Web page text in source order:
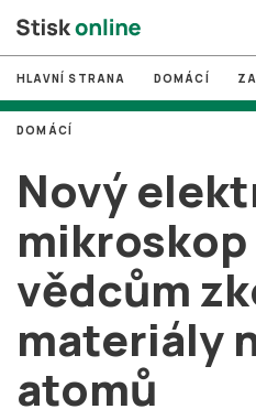
# MUNI
# Brno
# volby
login PŘIHLÁSIT SE
Zapomněli jste heslo?
HLAVNÍ STRANA DOMÁCÍ
Nový
vědcům
materiály
atomů
DOMÁCÍ